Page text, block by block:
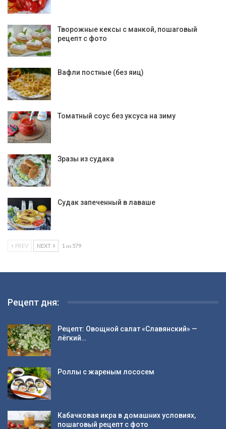
Творожные кексы с манкой, пошаговый
рецепт с фото
Вафли постные (без яиц)
Томатный соус без уксуса на зиму
Зразы из судака
Судак запеченный в лаваше
PREV NEXT 1 из 579
Рецепт дня:
Рецепт: Овощной салат «Славянский» —
лёгкий…
Роллы с жареным лососем
Кабачковая икра в домашних условиях,
пошаговый рецепт с фото